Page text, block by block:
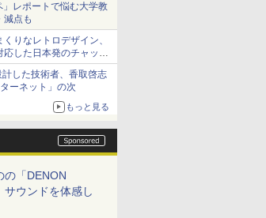
レポートで悩む大学教
減点も
りなレトロデザイン、
した日本発のチャット
まWatch】
した技術者、香取啓志
ーネット」の次
もっと見る
の「DENON
サウンドを体感し